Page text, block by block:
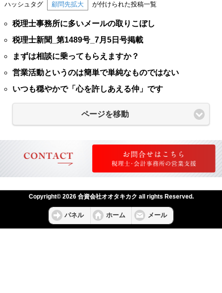
ハッシュタグ 顧問先拡大 が付けられた投稿一覧
税理士事務所に多いメールの取りこぼし
税理士新聞_第1489号_7月5日号掲載
まずは相談に乗ってもらえますか？
営業活動というのは簡単で単純なものではない
いつも穏やかで「心を許しあえる仲」です
ページを移動
Copyright© 2026 合資会社オオタキカク all rights Reserved.
パネル ホーム メール